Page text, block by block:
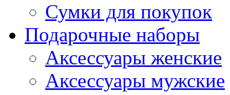
Сумки для покупок
Подарочные наборы
Аксессуары женские
Аксессуары мужские